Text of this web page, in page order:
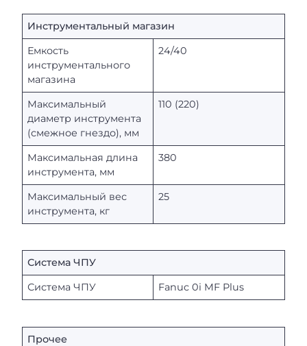
Инструментальный магазин
Емкость
инструментального
магазина
24/40
Максимальный
диаметр инструмента
(смежное гнездо), мм
110 (220)
Максимальная длина
инструмента, мм
380
Максимальный вес
инструмента, кг
25
Система ЧПУ
Система ЧПУ
Fanuc 0i MF Plus
Прочее